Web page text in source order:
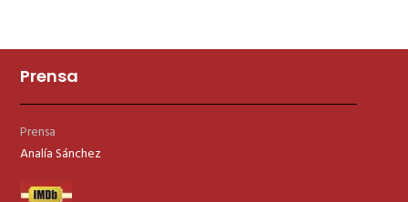
Prensa
Prensa
Analía Sánchez